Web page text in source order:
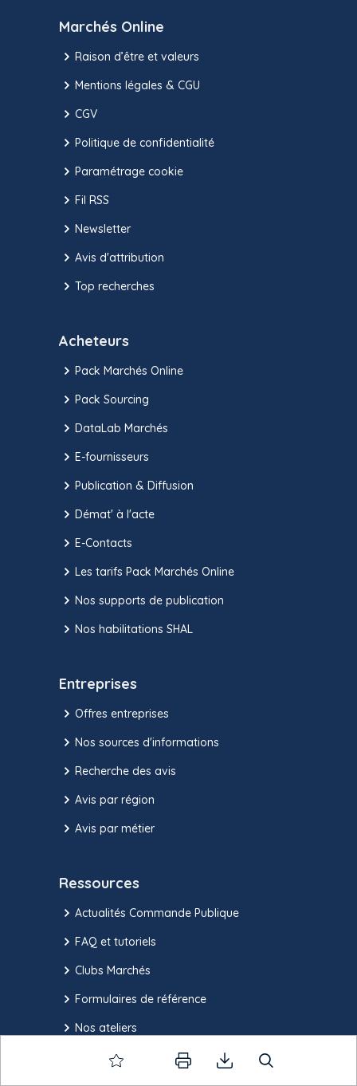
Marchés Online
Raison d’être et valeurs
Mentions légales & CGU
CGV
Politique de confidentialité
Paramétrage cookie
Fil RSS
Newsletter
Avis d'attribution
Top recherches
Acheteurs
Pack Marchés Online
Pack Sourcing
DataLab Marchés
E-fournisseurs
Publication & Diffusion
Démat' à l'acte
E-Contacts
Les tarifs Pack Marchés Online
Nos supports de publication
Nos habilitations SHAL
Entreprises
Offres entreprises
Nos sources d'informations
Recherche des avis
Avis par région
Avis par métier
Ressources
Actualités Commande Publique
FAQ et tutoriels
Clubs Marchés
Formulaires de référence
Nos ateliers
Plan de site